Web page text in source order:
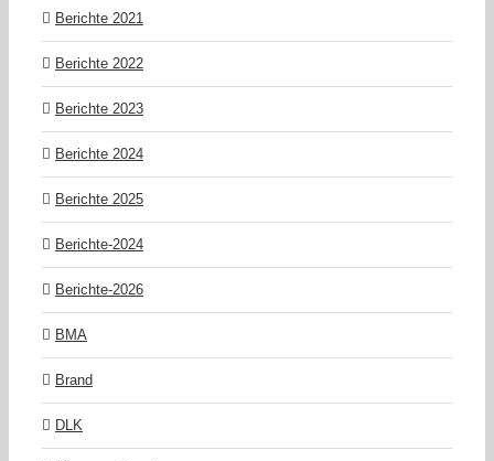
Berichte 2021
Berichte 2022
Berichte 2023
Berichte 2024
Berichte 2025
Berichte-2024
Berichte-2026
BMA
Brand
DLK